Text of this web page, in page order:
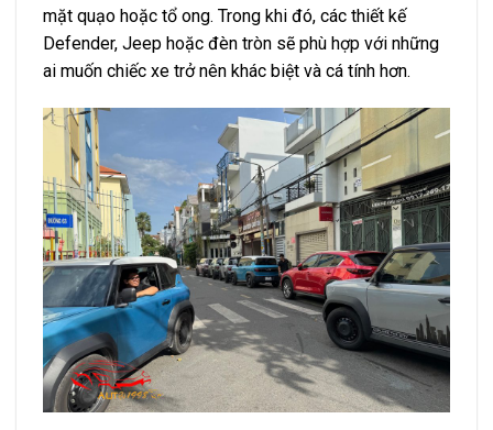
mặt quạo hoặc tổ ong. Trong khi đó, các thiết kế
Defender, Jeep hoặc đèn tròn sẽ phù hợp với những
ai muốn chiếc xe trở nên khác biệt và cá tính hơn.